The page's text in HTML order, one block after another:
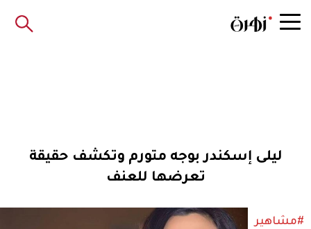
ليلى إسكندر بوجه متورم وتكشف حقيقة
تعرضها للعنف
#مشاهير